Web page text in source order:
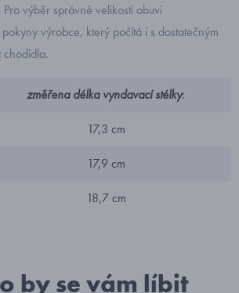
výběr správné velikosti obuvi
výrobce, který počítá i s dostatečným
chodidla.
změřena délka vyndavací stélky:
17,3 cm
17,9 cm
18,7 cm
by se vám líbit